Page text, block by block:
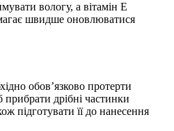
вологу, а вітамін E
швидше оновлюватися
обов’язково протерти
дрібні частинки
підготувати її до нанесення